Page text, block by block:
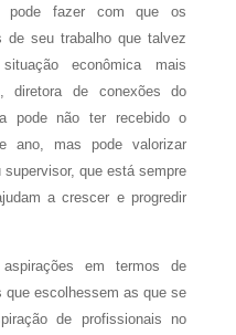
pode fazer com que os
de seu trabalho que talvez
econômica mais
diretora de conexões do
pode não ter recebido o
ano, mas pode valorizar
que está sempre
a crescer e progredir
em termos de
que escolhessem as que se
de profissionais no